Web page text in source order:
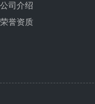
公司介绍
荣誉资质